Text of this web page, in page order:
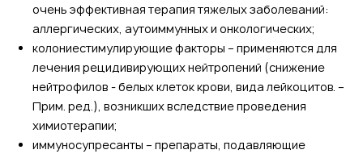
очень эффективная терапия тяжелых заболеваний:
аллергических, аутоиммунных и онкологических;
колониестимулирующие факторы – применяются для
лечения рецидивирующих нейтропений (снижение
нейтрофилов - белых клеток крови, вида лейкоцитов. –
Прим. ред.), возникших вследствие проведения
химиотерапии;
иммуносупресанты – препараты, подавляющие